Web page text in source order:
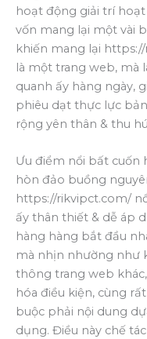
hoạt động giải trí
vốn mang lại một vài
khiến mang lại
là một trang web, mà
quanh ấy hàng ngày,
phiêu dạt thực lực
rộng yên thân & thu
Ưu điểm nổi bất cuốn
hòn đảo buồng
https://rikvipct.com/
ấy thân thiết & dễ áp
hàng hàng bắt đầu
mà nhịn nhường như
thông trang web
hóa điều kiện, cùng
buộc phải nội dung
dụng. Điều này chế